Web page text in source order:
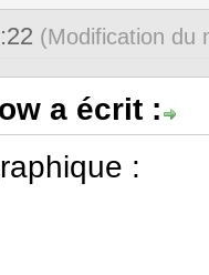
(Modification du
a écrit :
: